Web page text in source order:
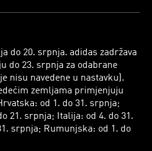
do 20. srpnja. adidas zadržava
do 23. srpnja za odabrane
nisu navedene u nastavku).
zemljama primjenjuju
od 1. do 31. srpnja;
21. srpnja; Italija: od 4. do 31.
srpnja; Rumunjska: od 1. do